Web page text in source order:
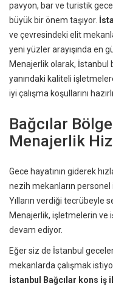
pavyon, bar ve turistik
büyük bir önem taşıyor.
ve çevresindeki elit
yeni yüzler arayışında en
Menajerlik olarak, İstanbul
yanındaki kaliteli
iyi çalışma koşullarını
Bağcılar
Menajerlik
Gece hayatının giderek
nezih mekanların personel
Yılların verdiği tecrübeyle
Menajerlik, işletmelerin ve
devam ediyor.
Eğer siz de İstanbul
mekanlarda çalışmak
İstanbul Bağcılar kons iş